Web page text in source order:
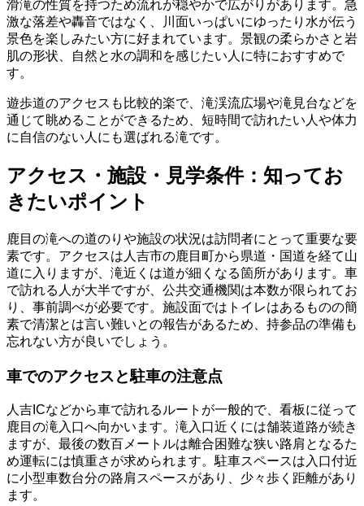
滑滝の性質を持つため流れが穏やかで広がりがあります。急
激な落差や轟音ではなく、川面いっぱいにゆったり水が伝う
景色を楽しみたい方に好まれています。景観の柔らかさと岩
肌の形状、自然と水の調和を感じたい人に特におすすめで
す。
遊歩道のアクセスも比較的楽で、滝渓流広場や滝見台などを
通じて眺めることができるため、短時間で訪れたい人や体力
に自信のない人にも選ばれる滝です。
アクセス・施設・見学条件：知ってお
きたいポイント
鹿目の滝への道のりや施設の状況は訪問者にとって重要な要
素です。アクセスは人吉市の鹿目町から県道・国道を経て山
道に入りますが、滝近くは道が細くなる箇所があります。車
で訪れる人が大半ですが、公共交通機関は本数が限られてお
り、事前調べが必要です。施設面ではトイレはあるものの簡
素で清潔とは言い難いとの報告があるため、持参品の準備も
忘れない方が良いでしょう。
車でのアクセスと駐車の注意点
人吉ICなどから車で訪れるルートが一般的で、看板に従って
鹿目の滝入口へ向かいます。滝入口近くには舗装道路が続き
ますが、最後の数百メートルは離合困難な狭い路肩となるた
め運転には慎重さが求められます。駐車スペースは入口付近
に小型車数台分の路肩スペースがあり、少々歩く距離があり
ます。